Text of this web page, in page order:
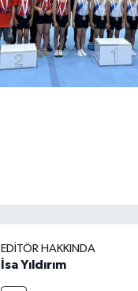
EDITÖR HAKKINDA
İsa Yıldırım